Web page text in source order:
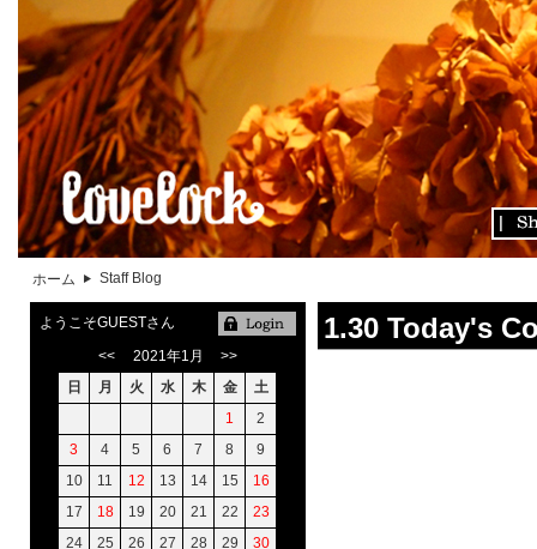
ホーム Staff Blog
1.30 Today's
ようこそGUESTさん
<<
2021年1月
>>
日
月 火 水 木 金
土
1
2
3
4 5 6 7 8
9
10
11 12 13 14 15
16
17
18 19 20 21 22
23
24
25 26 27 28 29
30